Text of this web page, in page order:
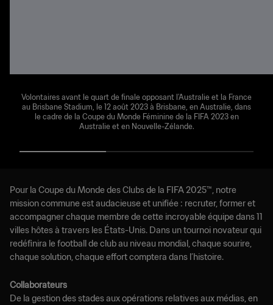
Volontaires avant le quart de finale opposant l’Australie et la France
au Brisbane Stadium, le 12 août 2023 à Brisbane, en Australie, dans
le cadre de la Coupe du Monde Féminine de la FIFA 2023 en
Australie et en Nouvelle-Zélande.
Pour la Coupe du Monde des Clubs de la FIFA 2025™, notre
mission commune est audacieuse et unifiée : recruter, former et
accompagner chaque membre de cette incroyable équipe dans 11
villes hôtes à travers les États-Unis. Dans un tournoi novateur qui
redéfinira le football de club au niveau mondial, chaque sourire,
chaque solution, chaque effort comptera dans l’histoire.
Collaborateurs
De la gestion des stades aux opérations relatives aux médias, en